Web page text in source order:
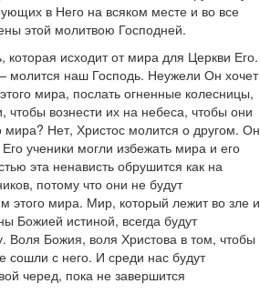
в Него на всяком месте и во все
этой молитвою Господней.
которая исходит от мира для Церкви Его.
молится наш Господь. Неужели Он хочет
мира, послать огненные колесницы,
чтобы вознести их на небеса, чтобы они
мира? Нет, Христос молится о другом. Он
ученики могли избежать мира и его
эта ненависть обрушится как на
потому что они не будут
этого мира. Мир, который лежит во зле и
Божией истиной, всегда будут
Воля Божия, воля Христова в том, чтобы
сошли с него. И среди нас будут
черед, пока не завершится